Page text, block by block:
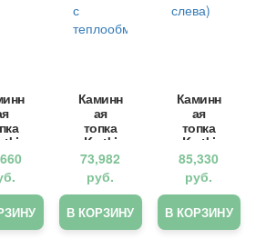
Каминн
ая
топка
Kratki
стальн
ая
ERYK/P
W/10/W
с
теплоо
73,982
руб.
В КОРЗИНУ
Каминн
ая
топка
Kratki
Oliwia/
L
(стекло
слева)
85,330
руб.
В КОРЗИНУ